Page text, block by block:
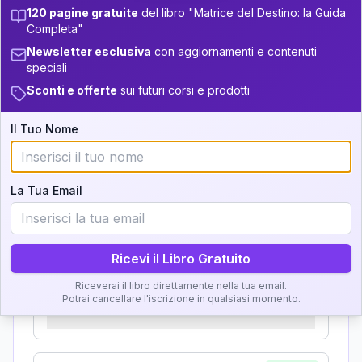
13.5-14 22
+4
17.5-18.5 +6 20
18.5-19 +5 7
33.5-34
38.5-39
Zone della Matrice:
Analisi, Significato e
GRATIS
Zona del Ritratto
Karma Genitore-Figlio
120 pagine gratuite del libro "Matrice del Destino: la Guida
Completa"
Newsletter esclusiva con aggiornamenti e contenuti
speciali
Sconti e offerte sui futuri corsi e prodotti
Il Tuo Nome
La Tua Email
Ricevi il Libro Gratuito
Riceverai il libro direttamente nella tua email.
Potrai cancellare l'iscrizione in qualsiasi momento.